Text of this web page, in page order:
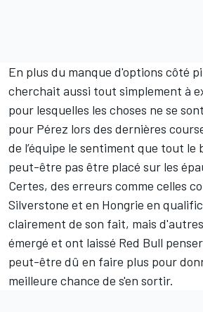
En plus du manque d'options côté
cherchait aussi tout simplement à
pour lesquelles les choses ne se
pour Pérez lors des dernières
de l’équipe le sentiment que tout le
peut-être pas être placé sur les
Certes, des erreurs comme celles
Silverstone et en Hongrie en
clairement de son fait, mais
émergé et ont laissé Red Bull
peut-être dû en faire plus pour
meilleure chance de s'en sortir.